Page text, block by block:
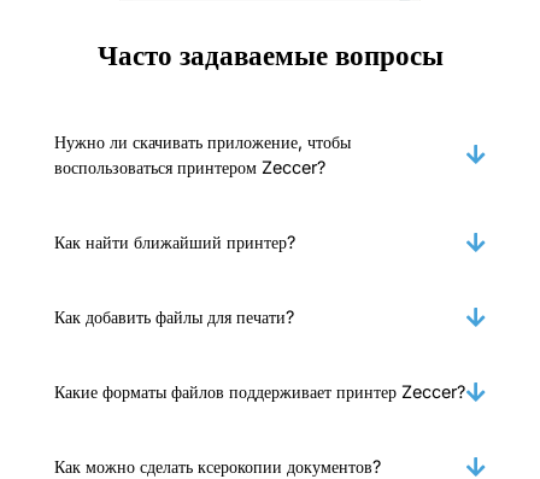
Часто задаваемые вопросы
Нужно ли скачивать приложение, чтобы
воспользоваться принтером Zeccer?
Как найти ближайший принтер?
Как добавить файлы для печати?
Какие форматы файлов поддерживает принтер Zeccer?
Как можно сделать ксерокопии документов?